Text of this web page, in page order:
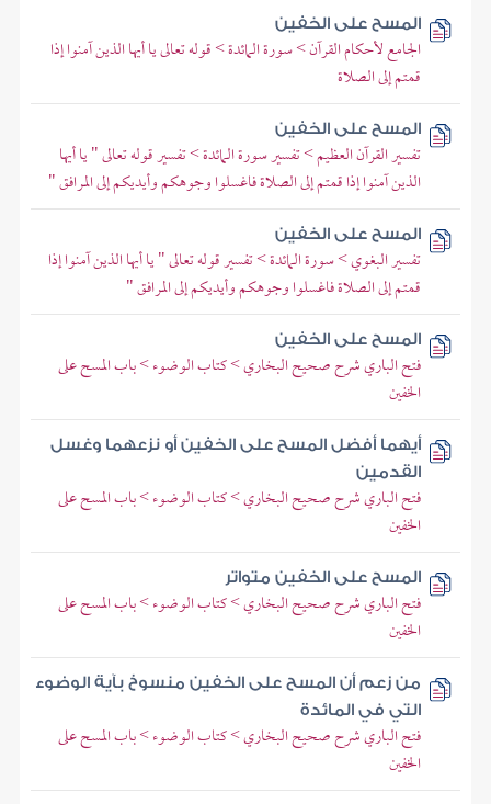
المسح على الخفين
الجامع لأحكام القرآن > سورة المائدة > قوله تعالى يا أيها الذين آمنوا إذا
قمتم إلى الصلاة
المسح على الخفين
تفسير القرآن العظيم > تفسير سورة المائدة > تفسير قوله تعالى " يا أيها
الذين آمنوا إذا قمتم إلى الصلاة فاغسلوا وجوهكم وأيديكم إلى المرافق "
المسح على الخفين
تفسير البغوي > سورة المائدة > تفسير قوله تعالى " يا أيها الذين آمنوا إذا
قمتم إلى الصلاة فاغسلوا وجوهكم وأيديكم إلى المرافق "
المسح على الخفين
فتح الباري شرح صحيح البخاري > كتاب الوضوء > باب المسح على
الخفين
أيهما أفضل المسح على الخفين أو نزعهما وغسل
القدمين
فتح الباري شرح صحيح البخاري > كتاب الوضوء > باب المسح على
الخفين
المسح على الخفين متواتر
فتح الباري شرح صحيح البخاري > كتاب الوضوء > باب المسح على
الخفين
من زعم أن المسح على الخفين منسوخ بآية الوضوء
التي في المائدة
فتح الباري شرح صحيح البخاري > كتاب الوضوء > باب المسح على
الخفين